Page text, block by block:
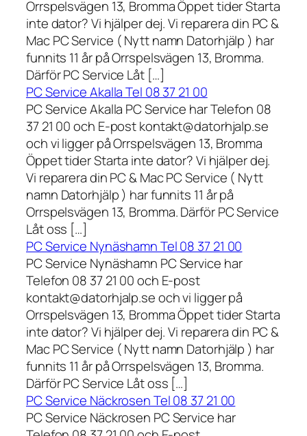
Orrspelsvägen 13, Bromma Öppet tider Starta
inte dator? Vi hjälper dej. Vi reparera din PC &
Mac PC Service ( Nytt namn Datorhjälp ) har
funnits 11 år på Orrspelsvägen 13, Bromma.
Därför PC Service Låt […]
PC Service Akalla Tel 08 37 21 00
PC Service Akalla PC Service har Telefon 08
37 21 00 och E-post kontakt@datorhjalp.se
och vi ligger på Orrspelsvägen 13, Bromma
Öppet tider Starta inte dator? Vi hjälper dej.
Vi reparera din PC & Mac PC Service ( Nytt
namn Datorhjälp ) har funnits 11 år på
Orrspelsvägen 13, Bromma. Därför PC Service
Låt oss […]
PC Service Nynäshamn Tel 08 37 21 00
PC Service Nynäshamn PC Service har
Telefon 08 37 21 00 och E-post
kontakt@datorhjalp.se och vi ligger på
Orrspelsvägen 13, Bromma Öppet tider Starta
inte dator? Vi hjälper dej. Vi reparera din PC &
Mac PC Service ( Nytt namn Datorhjälp ) har
funnits 11 år på Orrspelsvägen 13, Bromma.
Därför PC Service Låt oss […]
PC Service Näckrosen Tel 08 37 21 00
PC Service Näckrosen PC Service har